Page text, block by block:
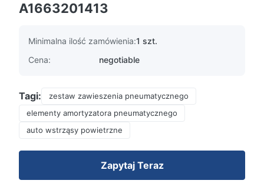
A1663201413
Minimalna ilość zamówienia:1 szt.
Cena:
negotiable
Tagi:
zestaw zawieszenia pneumatycznego
elementy amortyzatora pneumatycznego
auto wstrząsy powietrzne
Zapytaj Teraz